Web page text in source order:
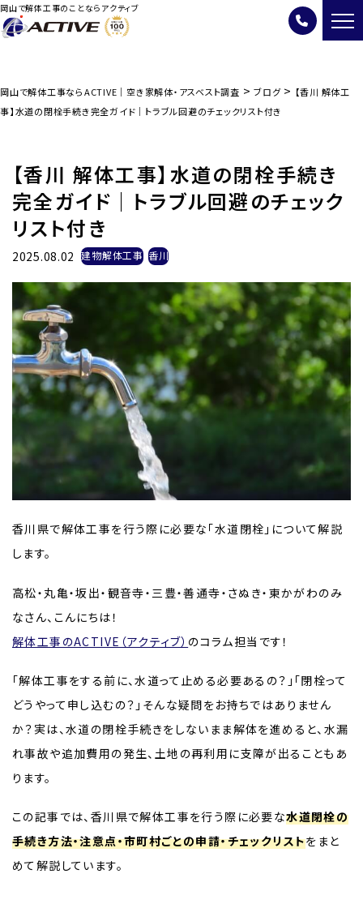
岡山で解体工事のことならアクティブ
岡山で解体工事ならACTIVE｜空き家解体・アスベスト調査 > ブログ> 【香川 解体工
事】水道の閉栓手続き完全ガイド｜トラブル回避のチェックリスト付き
【香川 解体工事】水道の閉栓手続き
完全ガイド｜トラブル回避のチェック
リスト付き
2025.08.02 建物解体工事 香川
香川県で解体工事を行う際に必要な「水道閉栓」について解説
します。
高松・丸亀・坂出・観音寺・三豊・善通寺・さぬき・東かがわのみ
なさん、こんにちは！
解体工事のACTIVE（アクティブ） のコラム担当です！
「解体工事をする前に、水道って止める必要あるの？」「閉栓って
どうやって申し込むの？」そんな疑問をお持ちではありません
か？実は、水道の閉栓手続きをしないまま解体を進めると、水漏
れ事故や追加費用の発生、土地の再利用に支障が出ることもあ
ります。
この記事では、香川県で解体工事を行う際に必要な水道閉栓の
手続き方法・注意点・市町村ごとの申請・チェックリストをまと
めて解説しています。